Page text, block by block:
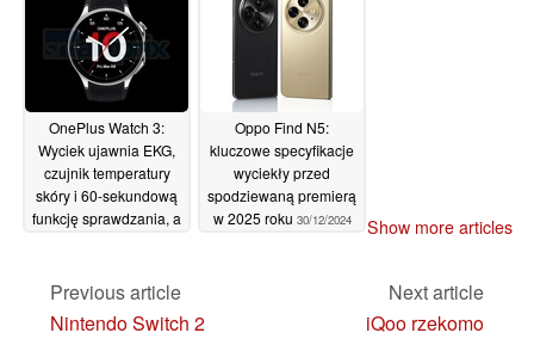
OnePlus Watch 3:
Wyciek ujawnia EKG,
czujnik temperatury
skóry i 60-sekundową
funkcję sprawdzania, a
01/01/2025
Oppo Find N5:
kluczowe specyfikacje
wyciekły przed
spodziewaną premierą
w 2025 roku 30/12/2024 Show more articles
Previous article
Nintendo Switch 2
Next article
iQoo rzekomo